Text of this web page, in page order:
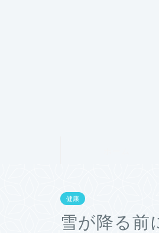
健康
雪が降る前